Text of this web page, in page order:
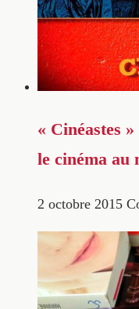
« Cinéastes
le cinéma au
2 octobre 2015